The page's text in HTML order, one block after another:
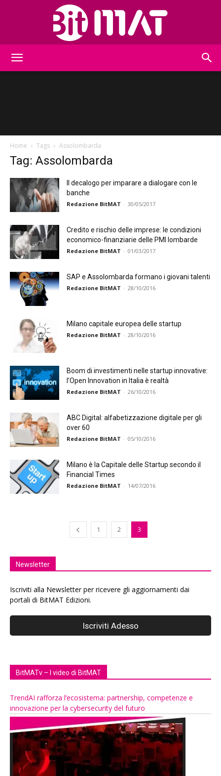
Home Tags Assolombarda
Tag: Assolombarda
Il decalogo per imparare a dialogare con le
banche
Redazione BitMAT - 30/05/2017
Credito e rischio delle imprese: le condizioni
economico-finanziarie delle PMI lombarde
Redazione BitMAT - 01/03/2017
SAP e Assolombarda formano i giovani talenti
Redazione BitMAT - 28/10/2016
Milano capitale europea delle startup
Redazione BitMAT - 28/10/2016
Boom di investimenti nelle startup innovative:
l’Open Innovation in Italia è realtà
Redazione BitMAT - 26/10/2016
ABC Digital: alfabetizzazione digitale per gli
over 60
Redazione BitMAT - 05/10/2016
Milano è la Capitale delle Startup secondo il
Financial Times
Redazione BitMAT - 14/07/2016
1 2 3
Newsletter
Iscriviti alla Newsletter per ricevere gli aggiornamenti dai
portali di BitMAT Edizioni.
BitMATv – I video di BitMAT
TrendAI rafforza l’ecosistema: partnership, competenze e
innovazione per la cybersecurity del futuro